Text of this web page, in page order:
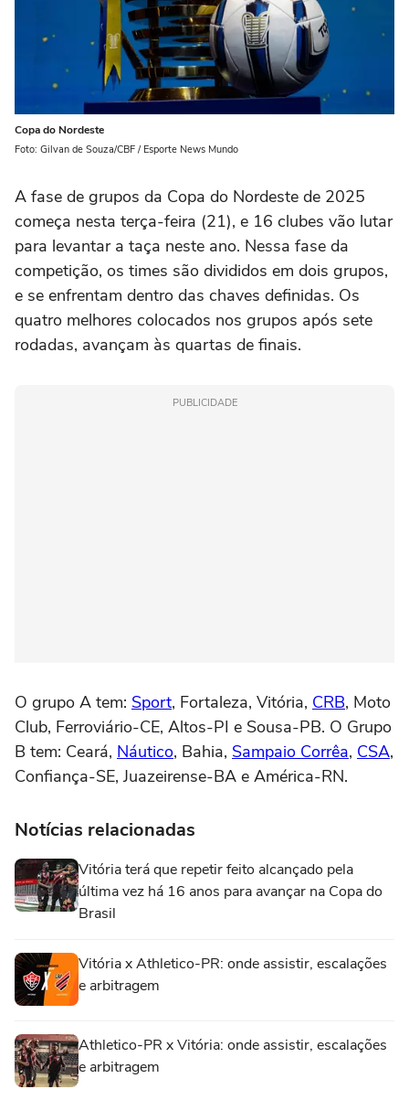
Copa do Nordeste
Foto: Gilvan de Souza/CBF / Esporte News Mundo
A fase de grupos da Copa do Nordeste de 2025
começa nesta terça-feira (21), e 16 clubes vão lutar
para levantar a taça neste ano. Nessa fase da
competição, os times são divididos em dois grupos,
e se enfrentam dentro das chaves definidas. Os
quatro melhores colocados nos grupos após sete
rodadas, avançam às quartas de finais.
PUBLICIDADE
O grupo A tem: Sport, Fortaleza, Vitória, CRB, Moto
Club, Ferroviário-CE, Altos-PI e Sousa-PB. O Grupo
B tem: Ceará, Náutico, Bahia, Sampaio Corrêa, CSA,
Confiança-SE, Juazeirense-BA e América-RN.
Notícias relacionadas
Vitória terá que repetir feito alcançado pela
última vez há 16 anos para avançar na Copa do
Brasil
Vitória x Athletico-PR: onde assistir, escalações
e arbitragem
Athletico-PR x Vitória: onde assistir, escalações
e arbitragem